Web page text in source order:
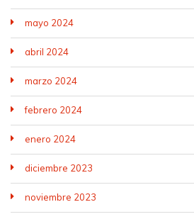
mayo 2024
abril 2024
marzo 2024
febrero 2024
enero 2024
diciembre 2023
noviembre 2023